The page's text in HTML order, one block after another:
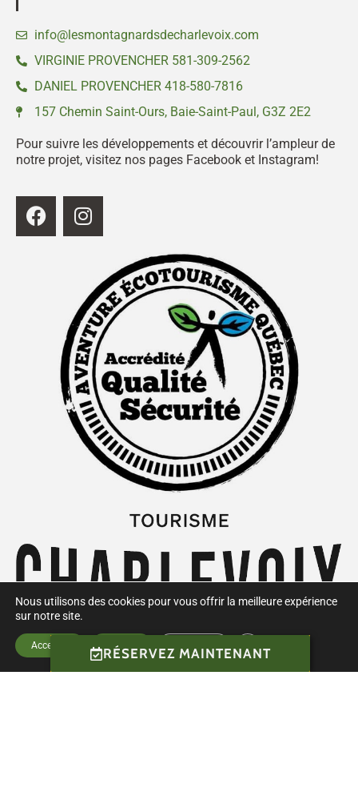
info@lesmontagnardsdecharlevoix.com
VIRGINIE PROVENCHER 581-309-2562
DANIEL PROVENCHER 418-580-7816
157 Chemin Saint-Ours, Baie-Saint-Paul, G3Z 2E2
Pour suivre les développements et découvrir l’ampleur de
notre projet, visitez nos pages Facebook et Instagram!
Nous utilisons des cookies pour vous offrir la meilleure expérience
sur notre site.
Accepter Rejeter
RÉSERVEZ MAINTENANT